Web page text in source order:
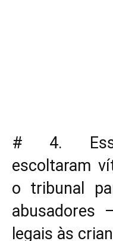
# 4.
escoltaram
o tribunal
abusadores
legais às